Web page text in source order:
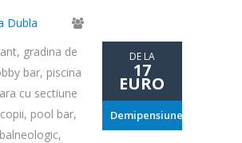
Dubla
gradina de
bar, piscina
cu sectiune
pool bar,
DE LA
17
EURO
Demipensiune